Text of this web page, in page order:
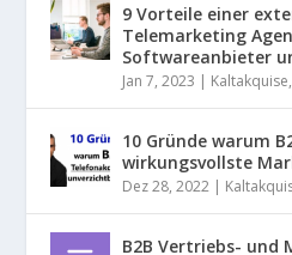
9 Vorteile einer
Telemarketing
Softwareanbieter
Jan 7, 2023 | Kaltakquise,
10 Gründe warum
wirkungsvollste
Dez 28, 2022 |
B2B Vertriebs- und